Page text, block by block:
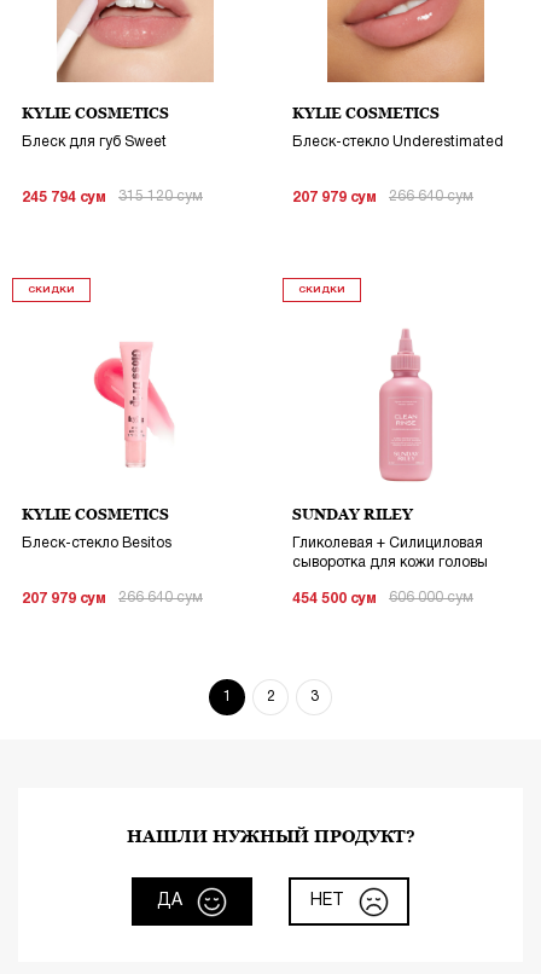
KYLIE COSMETICS
Блеск для губ Sweet
245 794 сум 315 120сум
KYLIE COSMETICS
Блеск-стекло Underestimated
207 979 сум 266 640сум
СКИДКИ
KYLIE COSMETICS
Блеск-стекло Besitos
207 979 сум 266 640сум
СКИДКИ
SUNDAY RILEY
Гликолевая + Силициловая
сыворотка для кожи головы
454 500 сум 606 000сум
1 2 3
НАШЛИ НУЖНЫЙ ПРОДУКТ?
ДА НЕТ